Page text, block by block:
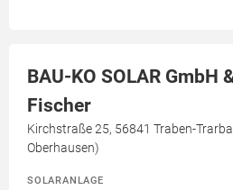
BAU-KO SOLAR GmbH
Fischer
Kirchstraße 25, 56841 Traben-
Oberhausen)
SOLARANLAGE